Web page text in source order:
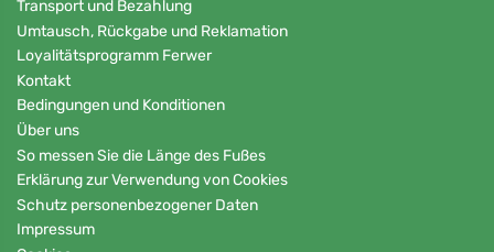
Transport und Bezahlung
Umtausch, Rückgabe und Reklamation
Loyalitätsprogramm Ferwer
Kontakt
Bedingungen und Konditionen
Über uns
So messen Sie die Länge des Fußes
Erklärung zur Verwendung von Cookies
Schutz personenbezogener Daten
Impressum